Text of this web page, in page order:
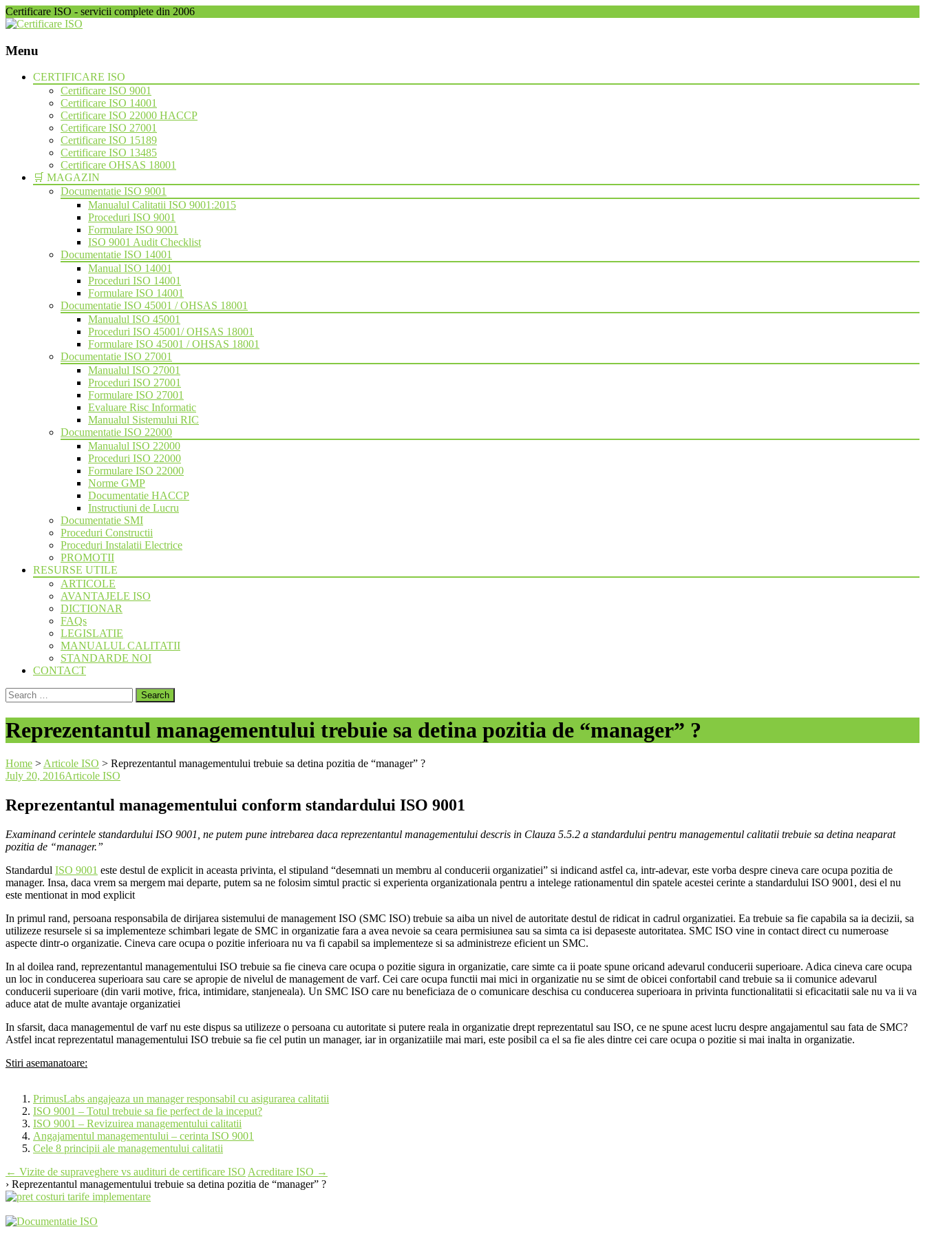
Certificare ISO - servicii complete din 2006
Menu
Skip
CERTIFICARE ISO
Certificare ISO 9001
Certificare ISO 14001
Certificare ISO 22000 HACCP
Certificare ISO 27001
Certificare ISO 15189
Certificare ISO 13485
Certificare OHSAS 18001
🛒 MAGAZIN
Documentatie ISO 9001
Manualul Calitatii ISO 9001:2015
Proceduri ISO 9001
Formulare ISO 9001
ISO 9001 Audit Checklist
Documentatie ISO 14001
Manual ISO 14001
Proceduri ISO 14001
Formulare ISO 14001
Documentatie ISO 45001 / OHSAS 18001
Manualul ISO 45001
Proceduri ISO 45001/ OHSAS 18001
Formulare ISO 45001 / OHSAS 18001
Documentatie ISO 27001
Manualul ISO 27001
Proceduri ISO 27001
Formulare ISO 27001
Evaluare Risc Informatic
Manualul Sistemului RIC
Documentatie ISO 22000
Manualul ISO 22000
Proceduri ISO 22000
Formulare ISO 22000
Norme GMP
Documentatie HACCP
Instructiuni de Lucru
Documentatie SMI
Proceduri Constructii
Proceduri Instalatii Electrice
PROMOTII
RESURSE UTILE
ARTICOLE
AVANTAJELE ISO
DICTIONAR
FAQs
LEGISLATIE
MANUALUL CALITATII
STANDARDE NOI
CONTACT
Search
for:
Reprezentantul managementului trebuie sa detina pozitia de “manager” ?
Home > Articole ISO > Reprezentantul managementului trebuie sa detina pozitia de “manager” ?
July 20, 2016Articole ISO
Reprezentantul managementului conform standardului ISO 9001
Examinand cerintele standardului ISO 9001, ne putem pune intrebarea daca reprezentantul managementului descris in Clauza 5.5.2 a standardului pentru managementul calitatii trebuie sa detina neaparat
pozitia de “manager.”
Standardul ISO 9001 este destul de explicit in aceasta privinta, el stipuland “desemnati un membru al conducerii organizatiei” si indicand astfel ca, intr-adevar, este vorba despre cineva care ocupa pozitia de
manager. Insa, daca vrem sa mergem mai departe, putem sa ne folosim simtul practic si experienta organizationala pentru a intelege rationamentul din spatele acestei cerinte a standardului ISO 9001, desi el nu
este mentionat in mod explicit
In primul rand, persoana responsabila de dirijarea sistemului de management ISO (SMC ISO) trebuie sa aiba un nivel de autoritate destul de ridicat in cadrul organizatiei. Ea trebuie sa fie capabila sa ia decizii, sa
utilizeze resursele si sa implementeze schimbari legate de SMC in organizatie fara a avea nevoie sa ceara permisiunea sau sa simta ca isi depaseste autoritatea. SMC ISO vine in contact direct cu numeroase
aspecte dintr-o organizatie. Cineva care ocupa o pozitie inferioara nu va fi capabil sa implementeze si sa administreze eficient un SMC.
In al doilea rand, reprezentantul managementului ISO trebuie sa fie cineva care ocupa o pozitie sigura in organizatie, care simte ca ii poate spune oricand adevarul conducerii superioare. Adica cineva care ocupa
un loc in conducerea superioara sau care se apropie de nivelul de management de varf. Cei care ocupa functii mai mici in organizatie nu se simt de obicei confortabil cand trebuie sa ii comunice adevarul
conducerii superioare (din varii motive, frica, intimidare, stanjeneala). Un SMC ISO care nu beneficiaza de o comunicare deschisa cu conducerea superioara in privinta functionalitatii si eficacitatii sale nu va ii va
aduce atat de multe avantaje organizatiei
In sfarsit, daca managementul de varf nu este dispus sa utilizeze o persoana cu autoritate si putere reala in organizatie drept reprezentatul sau ISO, ce ne spune acest lucru despre angajamentul sau fata de SMC?
Astfel incat reprezentatul managementului ISO trebuie sa fie cel putin un manager, iar in organizatiile mai mari, este posibil ca el sa fie ales dintre cei care ocupa o pozitie si mai inalta in organizatie.
Stiri asemanatoare:
PrimusLabs angajeaza un manager responsabil cu asigurarea calitatii
ISO 9001 – Totul trebuie sa fie perfect de la inceput?
ISO 9001 – Revizuirea managementului calitatii
Angajamentul managementului – cerinta ISO 9001
Cele 8 principii ale managementului calitatii
Post
navigation
← Vizite de supraveghere vs audituri de certificare ISO Acreditare ISO →
› Reprezentantul managementului trebuie sa detina pozitia de “manager” ?